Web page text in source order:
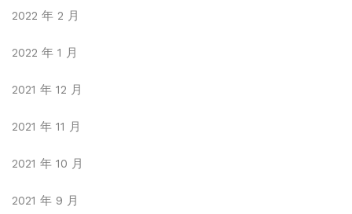
2022 年 2 月
2022 年 1 月
2021 年 12 月
2021 年 11 月
2021 年 10 月
2021 年 9 月